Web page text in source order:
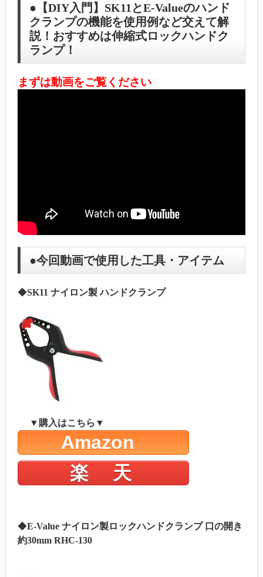
●【DIY入門】SK11とE-Valueのハンド
クランプの機能を使用例など交えて解
説！おすすめは伸縮式ロックハンドク
ランプ！
まずは動画をご覧ください
●今回動画で使用した工具・アイテム
◆SK11 ナイロン製 ハンドクランプ
▼購入はこちら▼
Amazon
楽 天
◆E-Valueナイロン製ロックハンドクランプ 口の開き
約30mm RHC-130